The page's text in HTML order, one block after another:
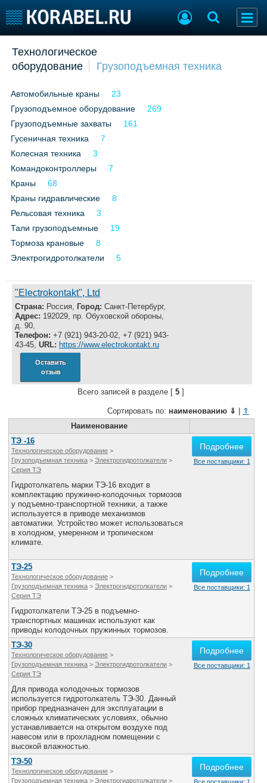
Судостроение
Новости
Компании
Репутация
Работа
Крюинг
Журнал
Реклама
Торговая площадка
Продажа флота
Оборудование
Изделия
Конференции
Выставки и семинары
Личности
Словарь
Технологическое
оборудование
Грузоподъемная техника
Автомобильные краны
23
Грузоподъемное оборудование
269
Грузоподъемные захваты
161
Гусеничная техника
7
Колесная техника
3
Командоконтроллеры
7
Краны
68
Краны гидравлические
8
Рельсовая техника
3
Тали грузоподъемные
19
Тормоза крановые
8
Электрогидротолкатели
5
"Electrokontakt", Ltd
Страна: Россия, Город: Санкт-Петербург,
Адрес: 192029, пр. Обуховской обороны,
д. 90,
Телефон: +7 (921) 943-20-02, +7 (921) 943-
43-45, URL: https://www.electrokontakt.ru
Оставить
отзыв
Всего записей в разделе [ 5]
Сортировать по: наименованию ⇓
⇑
Наименование
ТЭ -16
Технологическое оборудование >
Грузоподъемная техника > Электрогидротолкатели >
Серия ТЭ
Гидротолкатель марки ТЭ-16 входит в
комплектацию пружинно-колодочных тормозов
у подъемно-транспортной техники, а также
используется в приводе механизмов
автоматики. Устройство может использоваться
в холодном, умеренном и тропическом
климате.
Подробнее
Все поставщики: 1
ТЭ-25
Технологическое оборудование >
Грузоподъемная техника > Электрогидротолкатели >
Серия ТЭ
Гидротолкатели ТЭ-25 в подъемно-
транспортных машинах используют как
приводы колодочных пружинных тормозов.
Подробнее
Все поставщики: 1
ТЭ-30
Технологическое оборудование >
Грузоподъемная техника > Электрогидротолкатели >
Серия ТЭ
Для привода колодочных тормозов
используется гидротолкатель ТЭ-30. Данный
прибор предназначен для эксплуатации в
сложных климатических условиях, обычно
устанавливается на открытом воздухе под
навесом или в прохладном помещении с
высокой влажностью.
Подробнее
Все поставщики: 1
ТЭ-50
Технологическое оборудование >
Грузоподъемная техника > Электрогидротолкатели >
Подробнее